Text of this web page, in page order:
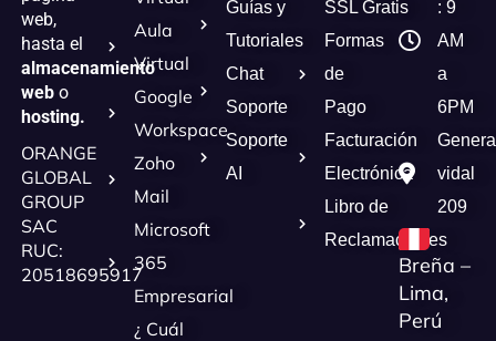
web,
hasta el
almacenamiento
webo
hosting.
ORANGE
GLOBAL
GROUP
SAC
RUC:
20518695917
Aula
Virtual
Google
Workspace
Zoho
Mail
Microsoft
365
Empresarial
¿ Cuál
Guías y
Tutoriales
Chat
Soporte
Soporte
AI
SSL Gratis
Formas
de
Pago
Facturación
Electrónica
Libro de
Reclamaciones
: 9
AM
a
6PM
vidal
209
Breña –
Lima,
Perú